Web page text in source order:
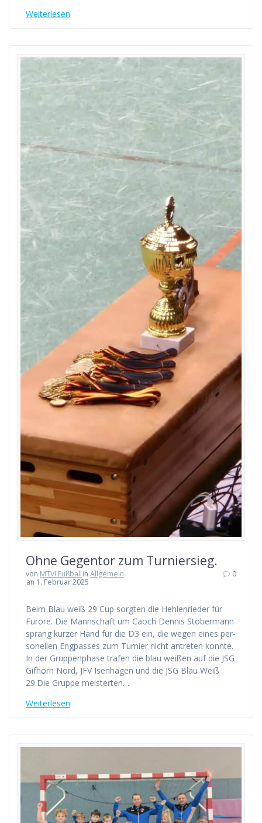
Wei­ter­le­sen
Ohne Gegen­tor zum Turniersieg.
von MTVI FußballinAllgemein
an 1. Februar 2025
0
Beim Blau weiß 29 Cup sorg­ten die Heh­len­rie­der für
Furo­re. Die Mann­schaft um Caoch Den­nis Stö­ber­mann
sprang kur­zer Hand für die D3 ein, die wegen eines per­
so­nel­len Eng­pas­ses zum Tur­nier nicht antre­ten konn­te.
In der Grup­pen­pha­se tra­fen die blau wei­ßen auf die JSG
Gif­horn Nord, JFV Isen­ha­gen und die JSG Blau Weiß
29.Die Grup­pe meis­ter­ten…
Wei­ter­le­sen